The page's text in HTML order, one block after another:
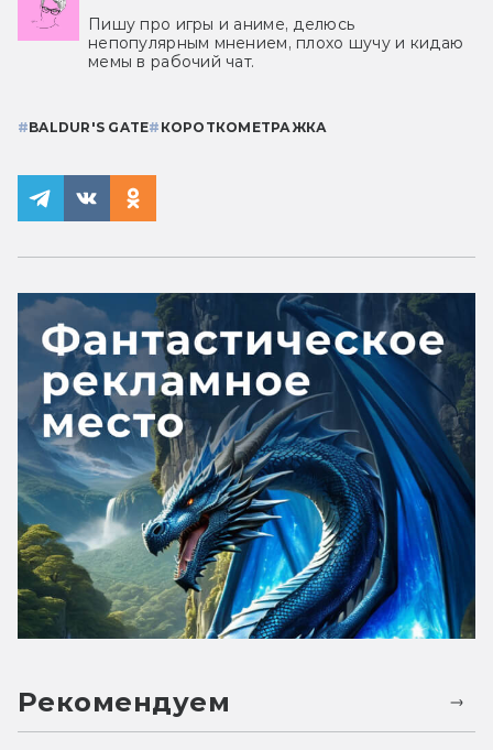
Пишу про игры и аниме, делюсь
непопулярным мнением, плохо шучу и кидаю
мемы в рабочий чат.
#BALDUR'S GATE# КОРОТКОМЕТРАЖКА
Рекомендуем